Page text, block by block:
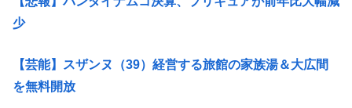
少
【芸能】スザンヌ（39）経営する旅館の家族湯＆大広間
を無料開放